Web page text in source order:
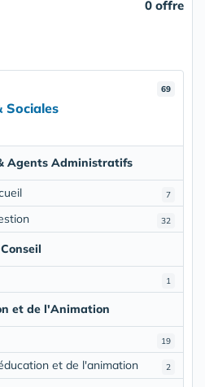
0 offre
69
Sociales
Agents Administratifs
7
32
1
et de l'Animation
19
2
et de l'animation